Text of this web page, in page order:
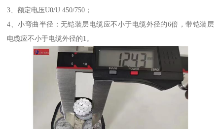
3、额定电压U0/U 450/750；
4、小弯曲半径：无铠装层电缆应不小于电缆外径的6倍，带铠装层
电缆应不小于电缆外径的1。